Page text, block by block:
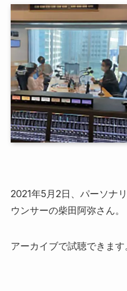
2021年5月2日、パーソナ
ウンサーの柴田阿弥さん。
アーカイブで試聴できます